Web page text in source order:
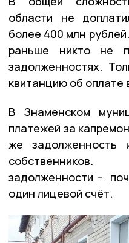
области не
более 400 млн
раньше никто не
задолженностях.
квитанцию об оплате
В Знаменском
платежей за
же задолженность
задолженности –
один лицевой счёт.